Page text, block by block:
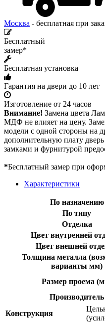
Москва - бесплатная при
Бесплатный
замер*
Бесплатная установка
Гарантия на двери до 10 лет
Изготовление от 24 часов
Внимание! Замена цвета
МДФ не влияет на цену.
модели с одной стороны на
дополнительную плату
замками и фурнитурой
*Бесплатный замер при
Характеристики
По назначению
По типу
Отделка
Цвет внутренней
Цвет внешней
Толщина металла
варианты мм)
Размер проема
Производитель
Конструкция